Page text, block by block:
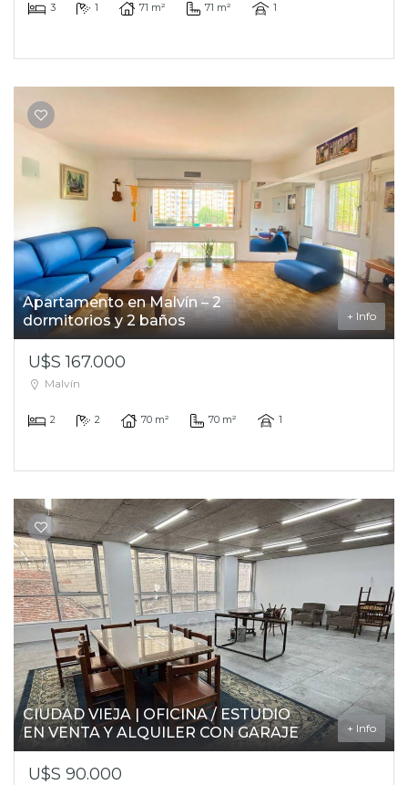
3 1 71 m² 71 m² 1
Apartamento en Malvín – 2
dormitorios y 2 baños
+ Info
U$S 167.000
Malvín
2 2 70 m² 70 m² 1
CIUDAD VIEJA | OFICINA / ESTUDIO
EN VENTA Y ALQUILER CON GARAJE
+ Info
U$S 90.000